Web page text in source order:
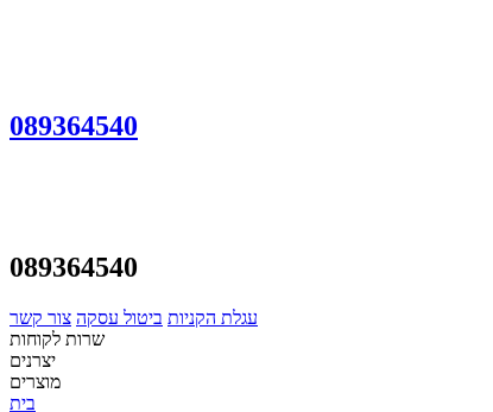
089364540
089364540
עגלת הקניות ביטול עסקה צור קשר
שרות לקוחות
יצרנים
מוצרים
בית